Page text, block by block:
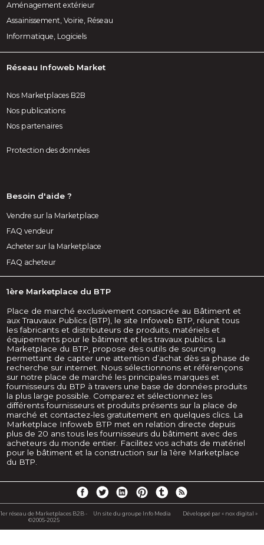
Aménagement extérieur
Assainissement, Voirie, Réseau
Informatique, Logiciels
Réseau Infoweb Market
Nos Marketplaces B2B
Nos publications
Nos partenaires
Protection des données
Besoin d'aide ?
Vendre sur la Marketplace
FAQ vendeur
Acheter sur la Marketplace
FAQ acheteur
1ère Marketplace du BTP
Place de marché exclusivement consacrée au Bâtiment et
aux Trauvaux Publics (BTP), le site Infoweb BTP, réunit tous
les fabricants et distributeurs de produits, matériels et
équipements pour le bâtiment et les travaux publics. La
Marketplace du BTP, propose des outils de sourcing
permettant de capter une attention d’achat dès sa phase de
recherche sur internet. Nous sélectionnons et référençons
sur notre place de marché les principales marques et
fournisseurs du BTP à travers une base de données produits
la plus large possible. Comparez et sélectionnez les
différents fournisseurs et produits présents sur la place de
marché et contactez-les gratuitement en quelques clics. La
Marketplace Infoweb BTP met en relation directe depuis
plus de 20 ans tous les fournisseurs du bâtiment avec des
acheteurs du monde entier. Facilitez vos achats de matériel
pour le bâtiment et la construction sur la 1ère Marketplace
du BTP.
1er réseau de Marketplaces B2B -
©2005-2025
Un site du groupe Info Media Développé par « nox digital »